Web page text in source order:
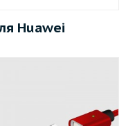
Huawei